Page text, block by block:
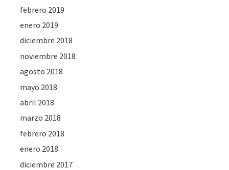
febrero 2019
enero 2019
diciembre 2018
noviembre 2018
agosto 2018
mayo 2018
abril 2018
marzo 2018
febrero 2018
enero 2018
diciembre 2017